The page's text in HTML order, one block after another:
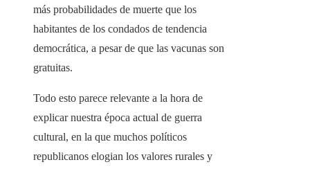
más probabilidades de muerte que los
habitantes de los condados de tendencia
democrática, a pesar de que las vacunas son
gratuitas.
Todo esto parece relevante a la hora de
explicar nuestra época actual de guerra
cultural, en la que muchos políticos
republicanos elogian los valores rurales y